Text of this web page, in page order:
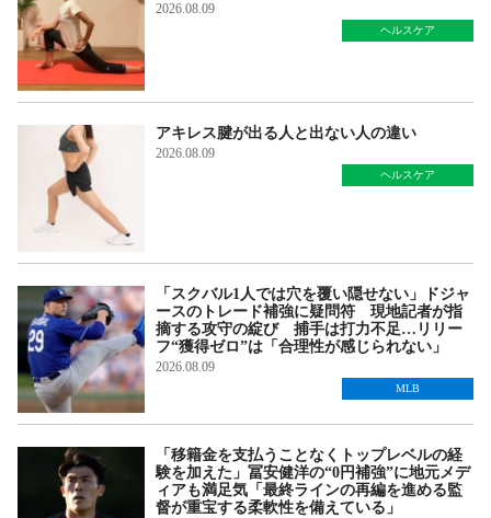
2026.08.09
ヘルスケア
アキレス腱が出る人と出ない人の違い
2026.08.09
ヘルスケア
「スクバル1人では穴を覆い隠せない」ドジャ
ースのトレード補強に疑問符 現地記者が指
摘する攻守の綻び 捕手は打力不足…リリー
フ“獲得ゼロ”は「合理性が感じられない」
2026.08.09
MLB
「移籍金を支払うことなくトップレベルの経
験を加えた」冨安健洋の“0円補強”に地元メデ
ィアも満足気「最終ラインの再編を進める監
督が重宝する柔軟性を備えている」